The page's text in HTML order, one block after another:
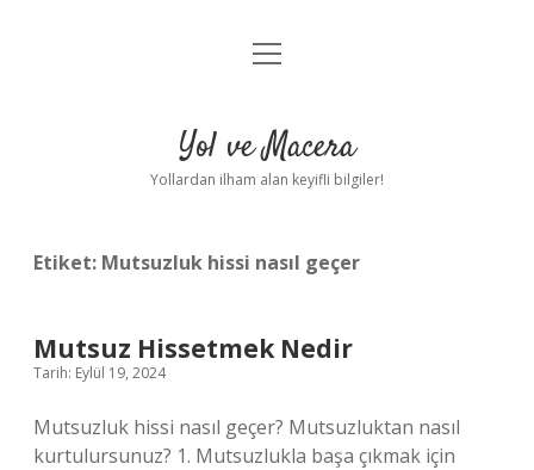
Anasayfa
Yasal Uyarı
menüyü
Yol ve Macera
Yollardan ilham alan keyifli bilgiler!
Etiket: Mutsuzluk hissi nasıl geçer
Mutsuz Hissetmek Nedir
Tarih: Eylül 19, 2024
Mutsuzluk hissi nasıl geçer? Mutsuzluktan nasıl
kurtulursunuz? 1. Mutsuzlukla başa çıkmak için